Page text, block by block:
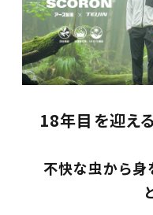
18年目を迎え
不快な虫から身